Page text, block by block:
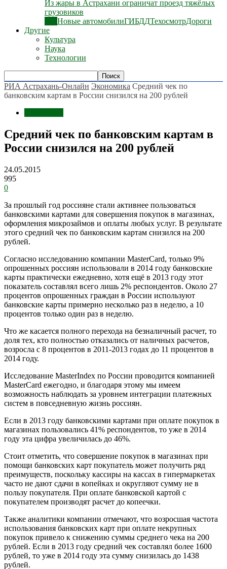
Из жары в Астрахани ограничат проезд тяжёлых
грузовиков
Новые автомобилиГИБДДТехосмотрДороги
Другие
Культура
Наука
Технологии
РИА Астрахань-Онлайн Экономика Средний чек по
банковским картам в России снизился на 200 рублей
Средний чек по банковским картам в
России снизился на 200 рублей
24.05.2015
995
0
За прошлый год россияне стали активнее пользоваться
банковскими картами для совершения покупок в магазинах,
оформления микрозаймов и оплаты любых услуг. В результате
этого средний чек по банковским картам снизился на 200
рублей.
Согласно исследованию компании MasterCard, только 9%
опрошенных россиян использовали в 2014 году банковские
карты практически ежедневно, хотя ещё в 2013 году этот
показатель составлял всего лишь 2% респондентов. Около 27
процентов опрошенных граждан в России используют
банковские карты примерно несколько раз в неделю, а 10
процентов только один раз в неделю.
Что же касается полного перехода на безналичный расчет, то
доля тех, кто полностью отказались от наличных расчетов,
возросла с 8 процентов в 2011-2013 годах до 11 процентов в
2014 году.
Исследование MasterIndex по России проводится компанией
MasterCard ежегодно, и благодаря этому мы имеем
возможность наблюдать за уровнем интеграции платежных
систем в повседневную жизнь россиян.
Если в 2013 году банковскими картами при оплате покупок в
магазинах пользовались 41% респондентов, то уже в 2014
году эта цифра увеличилась до 46%.
Стоит отметить, что совершение покупок в магазинах при
помощи банковских карт покупатель может получить ряд
преимуществ, поскольку кассиры на кассах в гипермаркетах
часто не дают сдачи в копейках и округляют сумму не в
пользу покупателя. При оплате банковской картой с
покупателем производят расчет до копеечки.
Также аналитики компании отмечают, что возросшая частота
использования банковских карт при оплате некрупных
покупок привело к снижению суммы среднего чека на 200
рублей. Если в 2013 году средний чек составлял более 1600
рублей, то уже в 2014 году эта сумму снизилась до 1438
рублей.